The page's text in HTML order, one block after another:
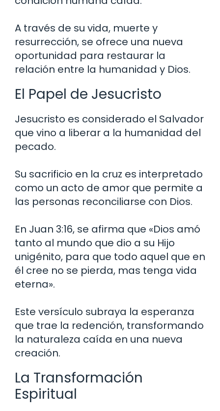
A través de su vida, muerte y
resurrección, se ofrece una nueva
oportunidad para restaurar la
relación entre la humanidad y Dios.
El Papel de Jesucristo
Jesucristo es considerado el Salvador
que vino a liberar a la humanidad del
pecado.
Su sacrificio en la cruz es interpretado
como un acto de amor que permite a
las personas reconciliarse con Dios.
En Juan 3:16, se afirma que «Dios amó
tanto al mundo que dio a su Hijo
unigénito, para que todo aquel que en
él cree no se pierda, mas tenga vida
eterna».
Este versículo subraya la esperanza
que trae la redención, transformando
la naturaleza caída en una nueva
creación.
La Transformación
Espiritual